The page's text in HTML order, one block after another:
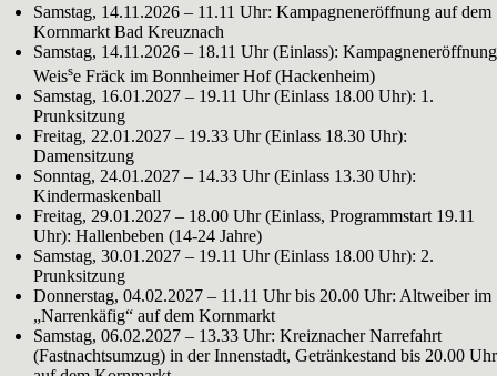
Samstag, 14.11.2026 – 11.11 Uhr: Kampagneneröffnung auf dem
Kornmarkt Bad Kreuznach
Samstag, 14.11.2026 – 18.11 Uhr (Einlass): Kampagneneröffnung
Weisse Fräck im Bonnheimer Hof (Hackenheim)
Samstag, 16.01.2027 – 19.11 Uhr (Einlass 18.00 Uhr): 1.
Prunksitzung
Freitag, 22.01.2027 – 19.33 Uhr (Einlass 18.30 Uhr):
Damensitzung
Sonntag, 24.01.2027 – 14.33 Uhr (Einlass 13.30 Uhr):
Kindermaskenball
Freitag, 29.01.2027 – 18.00 Uhr (Einlass, Programmstart 19.11
Uhr): Hallenbeben (14-24 Jahre)
Samstag, 30.01.2027 – 19.11 Uhr (Einlass 18.00 Uhr): 2.
Prunksitzung
Donnerstag, 04.02.2027 – 11.11 Uhr bis 20.00 Uhr: Altweiber im
„Narrenkäfig“ auf dem Kornmarkt
Samstag, 06.02.2027 – 13.33 Uhr: Kreiznacher Narrefahrt
(Fastnachtsumzug) in der Innenstadt, Getränkestand bis 20.00 Uhr